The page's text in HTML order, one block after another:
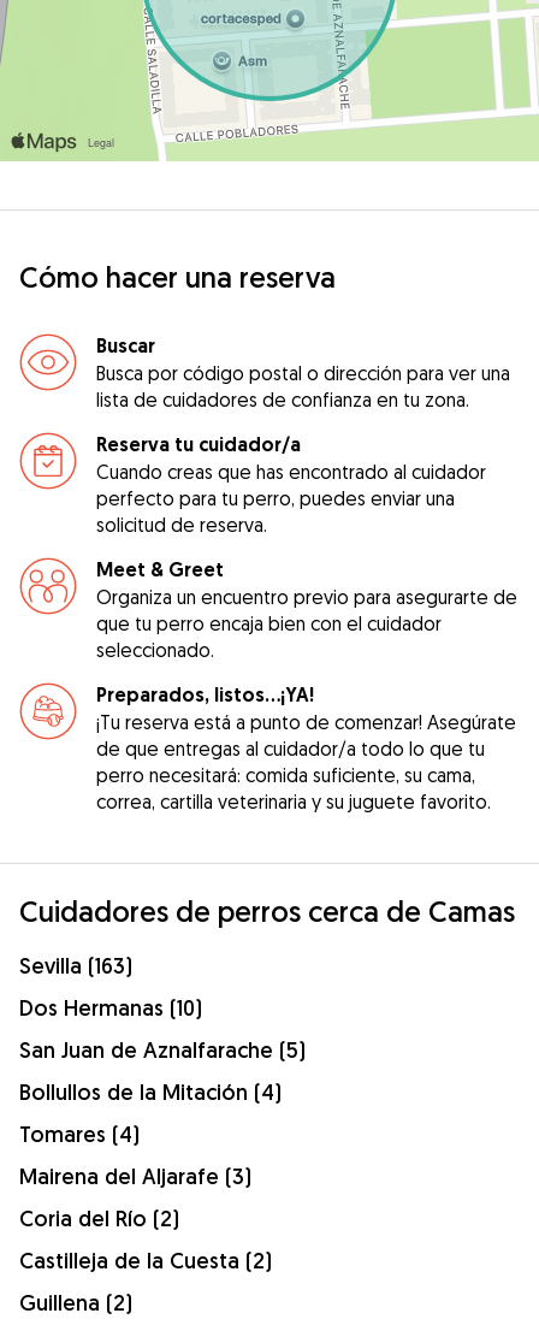
Cómo hacer una reserva
Buscar
Busca por código postal o dirección para ver una
lista de cuidadores de confianza en tu zona.
Reserva tu cuidador/a
Cuando creas que has encontrado al cuidador
perfecto para tu perro, puedes enviar una
solicitud de reserva.
Meet & Greet
Organiza un encuentro previo para asegurarte de
que tu perro encaja bien con el cuidador
seleccionado.
Preparados, listos...¡YA!
¡Tu reserva está a punto de comenzar! Asegúrate
de que entregas al cuidador/a todo lo que tu
perro necesitará: comida suficiente, su cama,
correa, cartilla veterinaria y su juguete favorito.
Cuidadores de perros cerca de Camas
Sevilla (163)
Dos Hermanas (10)
San Juan de Aznalfarache (5)
Bollullos de la Mitación (4)
Tomares (4)
Mairena del Aljarafe (3)
Coria del Río (2)
Castilleja de la Cuesta (2)
Guillena (2)